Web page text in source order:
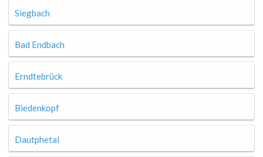
Siegbach
Bad Endbach
Erndtebrück
Biedenkopf
Dautphetal